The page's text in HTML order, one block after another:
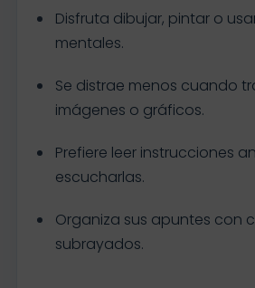
Disfruta dibujar, pintar o
mentales.
Se distrae menos cuando
imágenes o gráficos.
Prefiere leer instrucciones
escucharlas.
Organiza sus apuntes con
subrayados.